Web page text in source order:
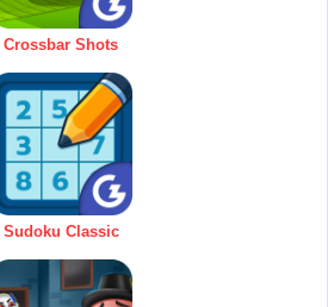
Crossbar Shots
Sudoku Classic